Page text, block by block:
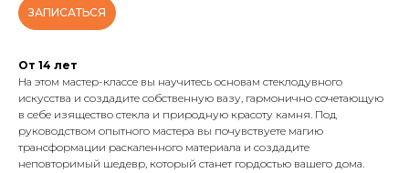
ЗАПИСАТЬСЯ
От 14 лет
На этом мастер-классе вы научитесь основам стеклодувного
искусства и создадите собственную вазу, гармонично сочетающую
в себе изящество стекла и природную красоту камня. Под
руководством опытного мастера вы почувствуете магию
трансформации раскаленного материала и создадите
неповторимый шедевр, который станет гордостью вашего дома.